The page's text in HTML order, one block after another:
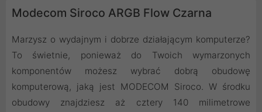
Modecom Siroco ARGB Flow Czarna
Marzysz o wydajnym i dobrze działającym komputerze?
To świetnie, ponieważ do Twoich wymarzonych
komponentów możesz wybrać dobrą obudowę
komputerową, jaką jest MODECOM Siroco. W środku
obudowy znajdziesz aż cztery 140 milimetrowe